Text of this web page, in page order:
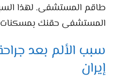
طاقم المستشفى. لهذا
المستشفى حقنك بمسكنات
سبب الألم بعد
إيران